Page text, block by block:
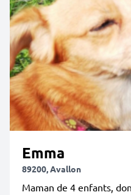
Emma
89200, Avallon
Maman de 4 enfants,